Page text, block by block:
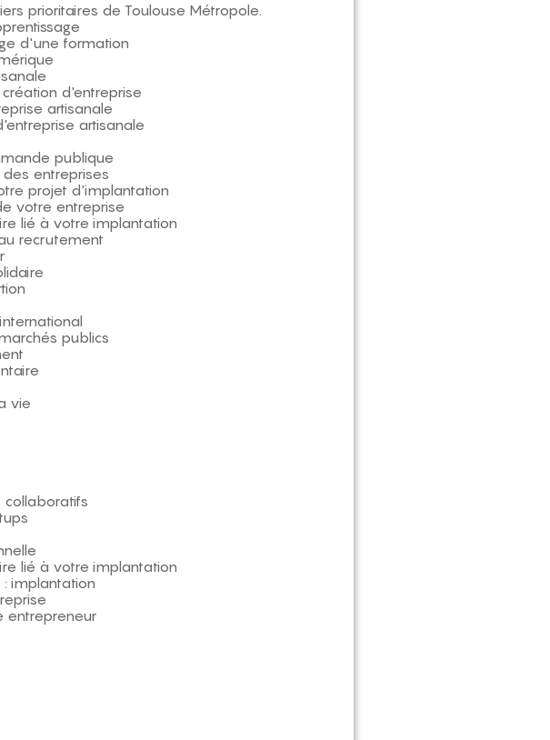
prioritaires de Toulouse Métropole.
d'une formation
d'entreprise
artisanale
artisanale
publique
des entreprises
projet d'implantation
votre entreprise
lié à votre implantation
recrutement
publics
vie
collaboratifs
lié à votre implantation
implantation
entrepreneur